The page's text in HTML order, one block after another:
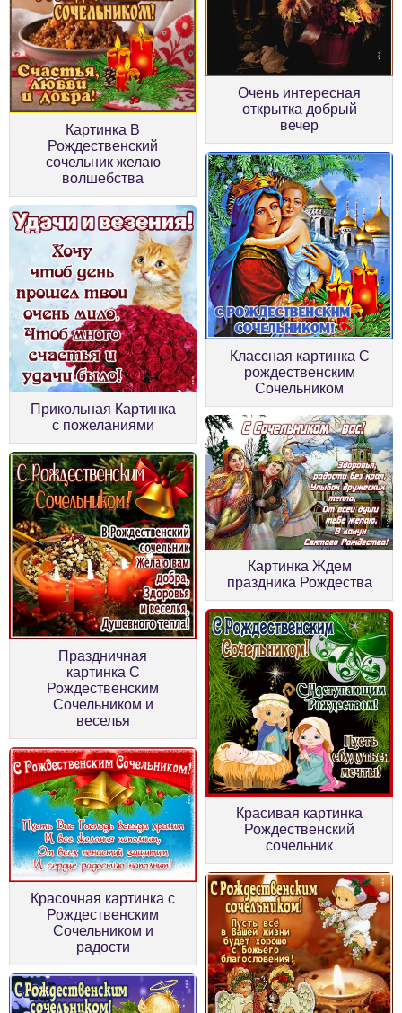
Картинка В
Рождественский
сочельник желаю
волшебства
Очень интересная
открытка добрый
вечер
Прикольная Картинка
с пожеланиями
Классная картинка С
рождественским
Сочельником
Праздничная
картинка С
Рождественским
Сочельником и
веселья
Картинка Ждем
праздника Рождества
Красочная картинка с
Рождественским
Сочельником и
радости
Красивая картинка
Рождественский
сочельник